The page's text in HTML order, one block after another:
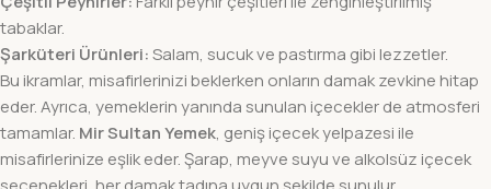
tabaklar.
Şarküteri Ürünleri:Salam, sucuk ve pastırma gibi lezzetler.
Bu ikramlar, misafirlerinizi beklerken onların damak zevkine hitap
eder. Ayrıca, yemeklerin yanında sunulan içecekler de atmosferi
tamamlar. Mir Sultan Yemek, geniş içecek yelpazesi ile
misafirlerinize eşlik eder. Şarap, meyve suyu ve alkolsüz içecek